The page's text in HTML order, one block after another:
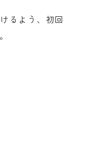
るよう、初回